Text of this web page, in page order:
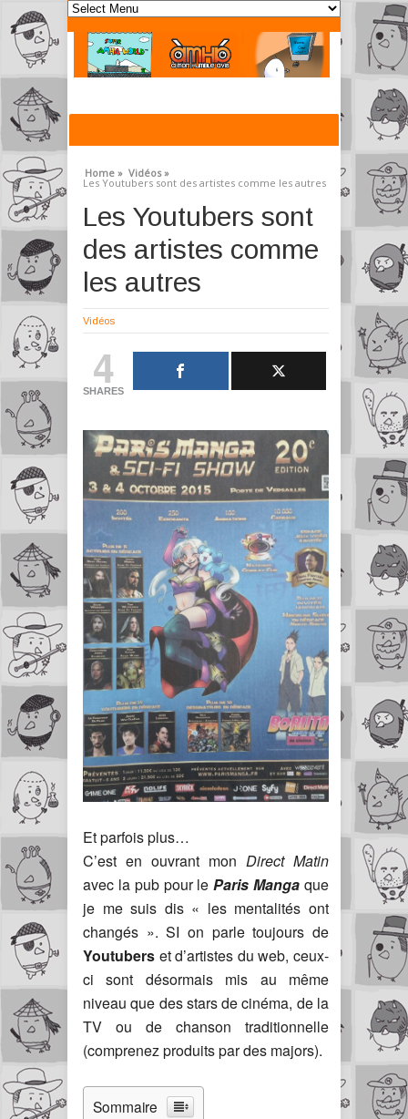
Home » Vidéos »
Les Youtubers sont des artistes comme les autres
Les Youtubers sont
des artistes comme
les autres
Vidéos
4
SHARES
Et parfois plus…
C’est en ouvrant mon Direct Matin
avec la pub pour leParis Manga que
je me suis dis « les mentalités ont
changés ». SI on parle toujours de
Youtubers et d’artistes du web, ceux-
ci sont désormais mis au même
niveau que des stars de cinéma, de la
TV ou de chanson traditionnelle
(comprenez produits par des majors).
Sommaire